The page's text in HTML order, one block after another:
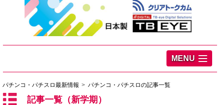
MENU
パチンコ・パチスロ最新情報 パチンコ・パチスロの記事一覧
記事一覧（新学期）